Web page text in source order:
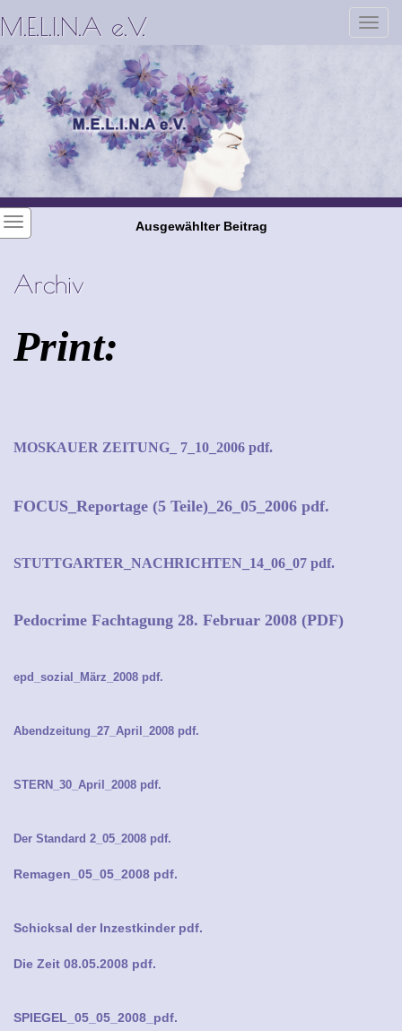
M.E.L.I.N.A e.V.
Ausgewählter Beitrag
Archiv
Print:
MOSKAUER ZEITUNG_ 7_10_2006 pdf.
FOCUS_Reportage (5 Teile)_26_05_2006 pdf.
STUTTGARTER_NACHRICHTEN_14_06_07 pdf.
Pedocrime Fachtagung 28. Februar 2008 (PDF)
epd_sozial_März_2008 pdf.
Abendzeitung_27_April_2008 pdf.
STERN_30_April_2008 pdf.
Der Standard 2_05_2008 pdf.
Remagen_05_05_2008 pdf.
Schicksal der Inzestkinder pdf.
Die Zeit 08.05.2008 pdf.
SPIEGEL_05_05_2008_pdf.